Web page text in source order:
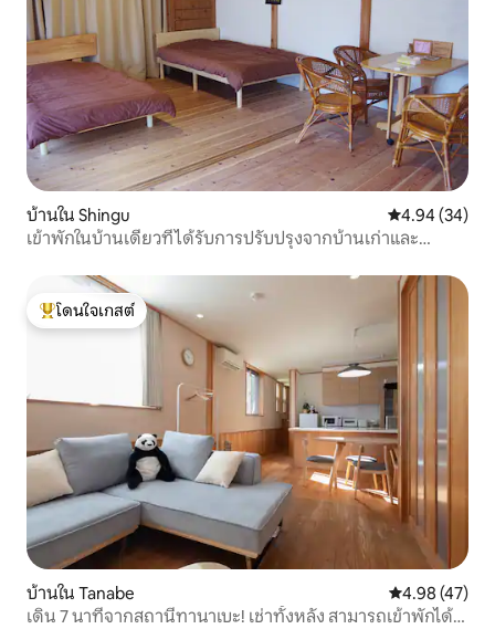
บ้านใน Shingu คะแนนเฉลี่ย
4.94 (34)
เข้าพักในบ้านเดี่ยวที่ได้รับการปรับปรุงจากบ้านเก่าและ
โดนใจเกสต์ที่สุด
โดนใจเกสต์
บ้านใน Tanabe คะแนนเฉลี่ย
4.98 (47)
เดิน 7 นาทีจากสถานีทานาเบะ! เช่าทั้งหลัง สามารถเข้าพักได้